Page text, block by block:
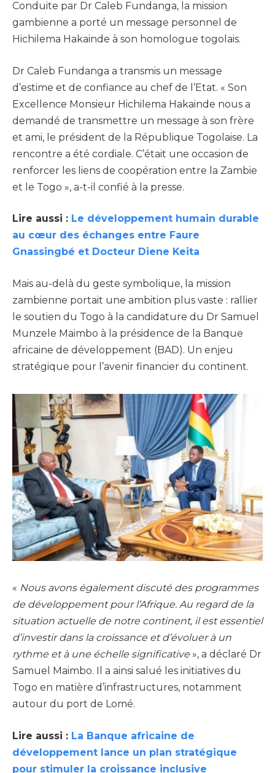
Conduite par Dr Caleb Fundanga, la mission
gambienne a porté un message personnel de
Hichilema Hakainde à son homologue togolais.
Dr Caleb Fundanga a transmis un message
d’estime et de confiance au chef de l’Etat. « Son
Excellence Monsieur Hichilema Hakainde nous a
demandé de transmettre un message à son frère
et ami, le président de la République Togolaise. La
rencontre a été cordiale. C’était une occasion de
renforcer les liens de coopération entre la Zambie
et le Togo », a-t-il confié à la presse.
Lire aussi : Le développement humain durable
au cœur des échanges entre Faure
Gnassingbé et Docteur Diene Keita
Mais au-delà du geste symbolique, la mission
zambienne portait une ambition plus vaste : rallier
le soutien du Togo à la candidature du Dr Samuel
Munzele Maimbo à la présidence de la Banque
africaine de développement (BAD). Un enjeu
stratégique pour l’avenir financier du continent.
« Nous avons également discuté des programmes
de développement pour l’Afrique. Au regard de la
situation actuelle de notre continent, il est essentiel
d’investir dans la croissance et d’évoluer à un
rythme et à une échelle significative », a déclaré Dr
Samuel Maimbo. Il a ainsi salué les initiatives du
Togo en matière d’infrastructures, notamment
autour du port de Lomé.
Lire aussi : La Banque africaine de
développement lance un plan stratégique
pour stimuler la croissance inclusive